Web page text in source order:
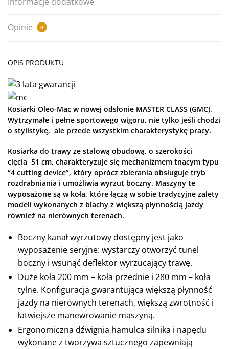
Opinie 0
OPIS PRODUKTU
Kosiarki Oleo-Mac w nowej odsłonie MASTER CLASS (GMC).
Wytrzymałe i pełne sportowego wigoru, nie tylko jeśli chodzi
o stylistykę, ale przede wszystkim charakterystykę pracy.
Kosiarka do trawy ze stalową obudową, o szerokości
cięcia 51 cm, charakteryzuje się mechanizmem tnącym typu
“4 cutting device”, który oprócz zbierania obsługuje tryb
rozdrabniania i umożliwia wyrzut boczny. Maszyny te
wyposażone są w koła, które łączą w sobie tradycyjne zalety
modeli wykonanych z blachy z większą płynnością jazdy
również na nierównych terenach.
Boczny kanał wyrzutowy dostępny jest jako
wyposażenie seryjne: wystarczy otworzyć tunel
boczny i wsunąć deflektor wyrzucający trawę.
Duże koła 200 mm – koła przednie i 280 mm – koła
tylne. Konfiguracja gwarantująca większą płynność
jazdy na nierównych terenach, większą zwrotność i
łatwiejsze manewrowanie maszyną.
Ergonomiczna dźwignia hamulca silnika i napędu
wykonane z tworzywa sztucznego zapewniają